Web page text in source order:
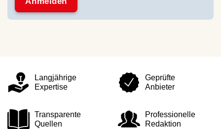
Langjährige
Expertise
Geprüfte
Anbieter
Transparente
Quellen
Professionelle
Redaktion